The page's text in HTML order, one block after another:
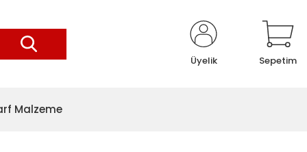
Üyelik Sepetim
Malzeme